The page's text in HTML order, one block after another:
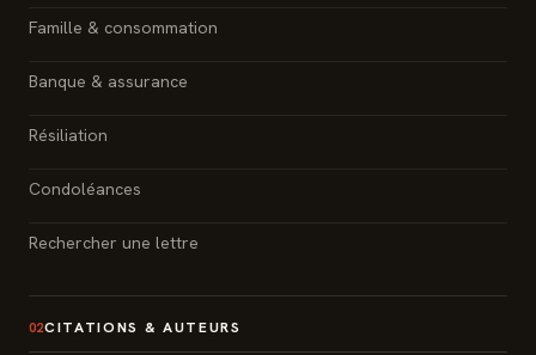
Famille & consommation
Banque & assurance
Résiliation
Condoléances
Rechercher une lettre
02CITATIONS & AUTEURS